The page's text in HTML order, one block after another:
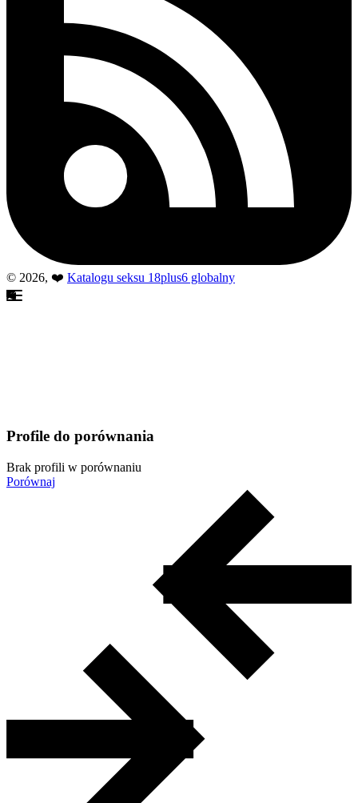
© 2026, ❤️ Katalogu seksu 18plus6 globalny
Profile do porównania
Brak profili w porównaniu
Porównaj